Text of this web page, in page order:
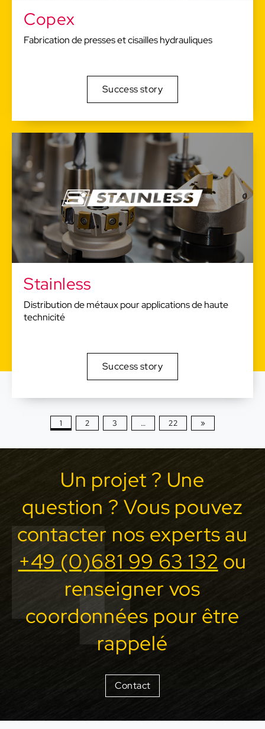
Copex
Fabrication de presses et cisailles hydrauliques
Success story
Stainless
Distribution de métaux pour applications de haute
technicité
Success story
1 2 3 … 22 »
Un projet ? Une
question ? Vous pouvez
contacter nos experts au
+49 (0)681 99 63 132 ou
renseigner vos
coordonnées pour être
rappelé
Contact